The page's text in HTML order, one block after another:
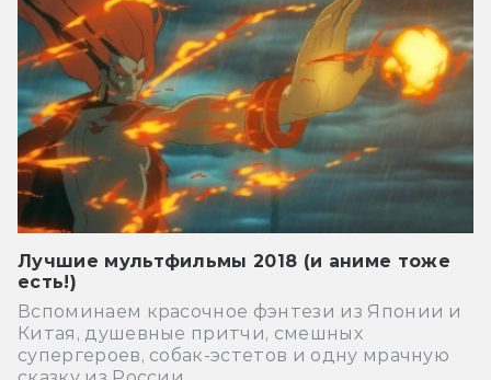
Лучшие мультфильмы 2018 (и аниме тоже
есть!)
Вспоминаем красочное фэнтези из Японии и
Китая, душевные притчи, смешных
супергероев, собак-эстетов и одну мрачную